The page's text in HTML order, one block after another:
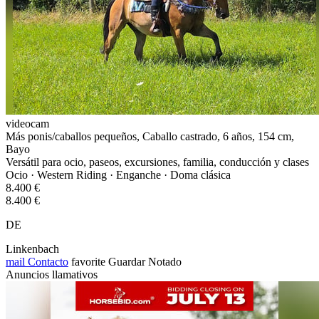
videocam
Más ponis/caballos pequeños, Caballo castrado, 6 años, 154 cm,
Bayo
Versátil para ocio, paseos, excursiones, familia, conducción y clases
Ocio · Western Riding · Enganche · Doma clásica
8.400 €
8.400 €
DE
Linkenbach
mail Contacto favorite Guardar Notado
Anuncios llamativos